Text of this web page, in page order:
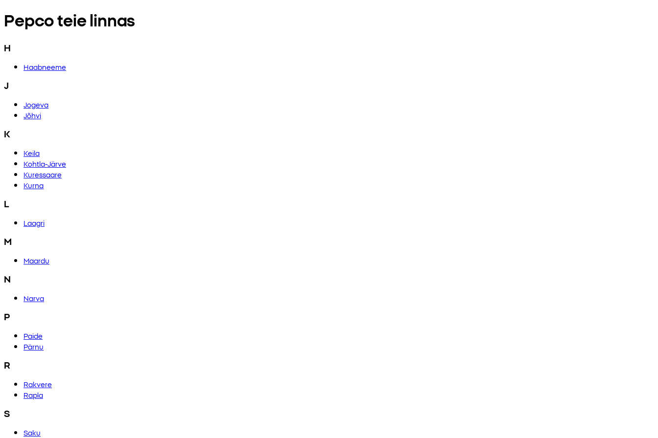
Pepco teie linnas
H
Haabneeme
J
Jogeva
Jõhvi
K
Keila
Kohtla-Järve
Kuressaare
Kurna
L
Laagri
M
Maardu
N
Narva
P
Paide
Pärnu
R
Rakvere
Rapla
S
Saku